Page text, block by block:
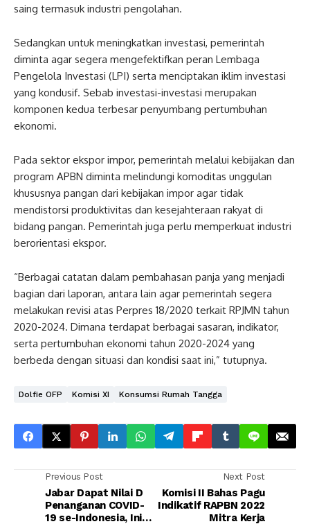
saing termasuk industri pengolahan.
Sedangkan untuk meningkatkan investasi, pemerintah
diminta agar segera mengefektifkan peran Lembaga
Pengelola Investasi (LPI) serta menciptakan iklim investasi
yang kondusif. Sebab investasi-investasi merupakan
komponen kedua terbesar penyumbang pertumbuhan
ekonomi.
Pada sektor ekspor impor, pemerintah melalui kebijakan dan
program APBN diminta melindungi komoditas unggulan
khususnya pangan dari kebijakan impor agar tidak
mendistorsi produktivitas dan kesejahteraan rakyat di
bidang pangan. Pemerintah juga perlu memperkuat industri
berorientasi ekspor.
“Berbagai catatan dalam pembahasan panja yang menjadi
bagian dari laporan, antara lain agar pemerintah segera
melakukan revisi atas Perpres 18/2020 terkait RPJMN tahun
2020-2024. Dimana terdapat berbagai sasaran, indikator,
serta pertumbuhan ekonomi tahun 2020-2024 yang
berbeda dengan situasi dan kondisi saat ini,” tutupnya.
Dolfie OFP Komisi XI Konsumsi Rumah Tangga
Previous Post
Jabar Dapat Nilai D
Penanganan COVID-
19 se-Indonesia, Ini
Next Post
Komisi II Bahas Pagu
Indikatif RAPBN 2022
Mitra Kerja